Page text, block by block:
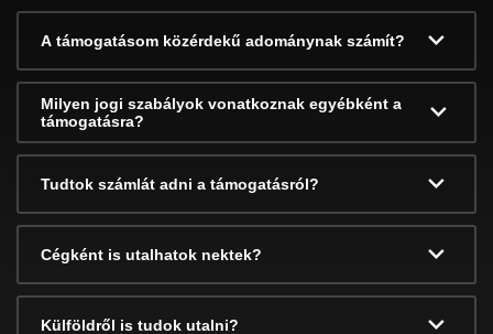
A támogatásom közérdekű adománynak számít?
Milyen jogi szabályok vonatkoznak egyébként a
támogatásra?
Tudtok számlát adni a támogatásról?
Cégként is utalhatok nektek?
Külföldről is tudok utalni?